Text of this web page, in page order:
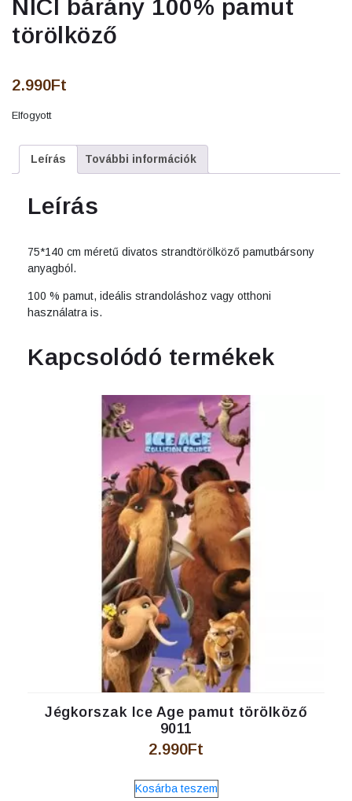
NICI bárány 100% pamut
törölköző
2.990Ft
Elfogyott
Leírás További információk
Leírás
75*140 cm méretű divatos strandtörölköző pamutbársony
anyagból.
100 % pamut, ideális strandoláshoz vagy otthoni
használatra is.
Kapcsolódó termékek
Jégkorszak Ice Age pamut törölköző
9011
2.990Ft
Kosárba teszem